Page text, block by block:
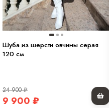
Шуба из шерсти овчины серая
120 см
24 900₽
9 900 ₽